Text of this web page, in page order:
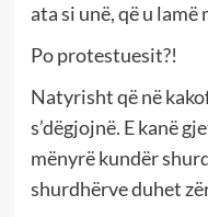
ata si unë, që u lamë
Po protestuesit?!
Natyrisht që në
s’dëgjojnë. E kanë
mënyrë kundër
shurdhërve duhet